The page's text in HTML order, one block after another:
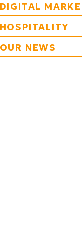
DIGITAL
HOSPITALITY
OUR NEWS